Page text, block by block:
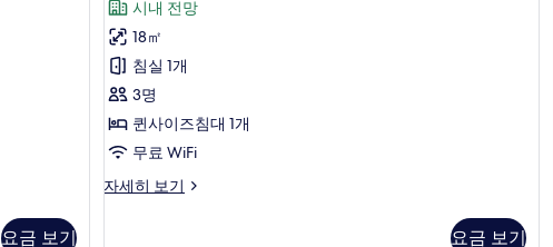
히
보
기
요금 보기
드
더
블
룸,
발
코
니
용
후
기
3
개)
시내 전망
18㎡
침실 1개
3명
퀸사이즈침대 1개
무료 WiFi
자세히 보기
스
요금 보기